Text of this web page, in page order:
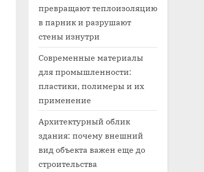
превращают теплоизоляцию
в парник и разрушают
стены изнутри
Современные материалы
для промышленности:
пластики, полимеры и их
применение
Архитектурный облик
здания: почему внешний
вид объекта важен еще до
строительства